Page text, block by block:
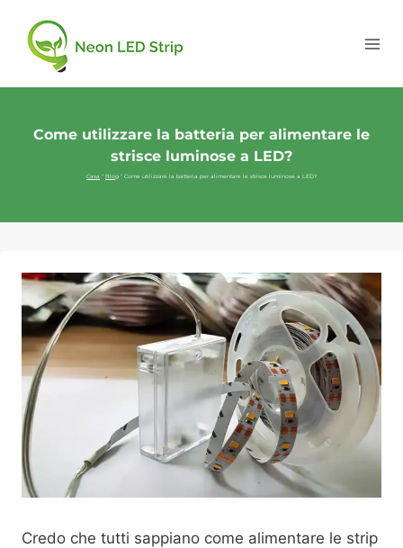
Come utilizzare la batteria per alimentare le
strisce luminose a LED?
Casa " Blog " Come utilizzare la batteria per alimentare le strisce luminose a LED?
Credo che tutti sappiano come alimentare le strip